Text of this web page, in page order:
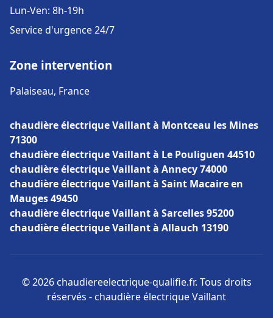
Lun-Ven: 8h-19h
Service d'urgence 24/7
Zone intervention
Palaiseau, France
chaudière électrique Vaillant à Montceau les Mines
71300
chaudière électrique Vaillant à Le Pouliguen 44510
chaudière électrique Vaillant à Annecy 74000
chaudière électrique Vaillant à Saint Macaire en
Mauges 49450
chaudière électrique Vaillant à Sarcelles 95200
chaudière électrique Vaillant à Allauch 13190
© 2026 chaudiereelectrique-qualifie.fr. Tous droits
réservés - chaudière électrique Vaillant